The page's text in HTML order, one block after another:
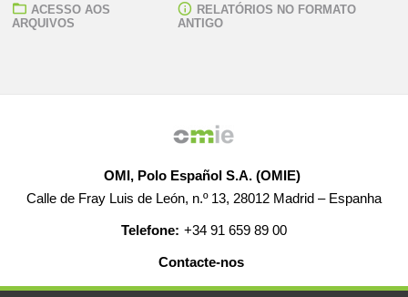
ACESSO AOS
ARQUIVOS
RELATÓRIOS NO FORMATO
ANTIGO
OMI, Polo Español S.A. (OMIE)
Calle de Fray Luis de León, n.º 13, 28012 Madrid – Espanha
Telefone: +34 91 659 89 00
Contacte-nos